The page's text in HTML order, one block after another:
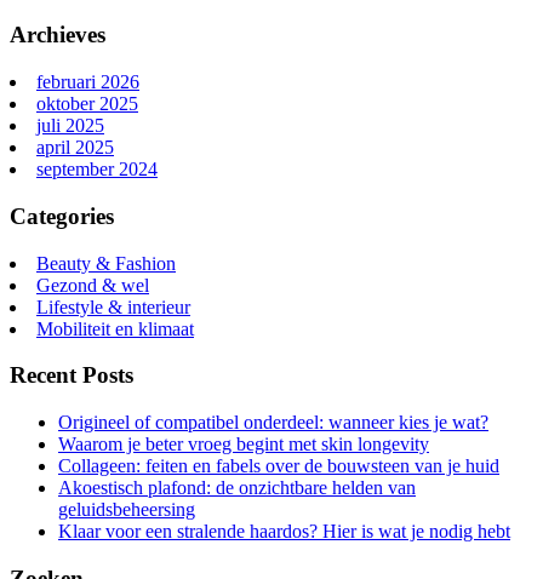
Archieves
februari 2026
oktober 2025
juli 2025
april 2025
september 2024
Categories
Beauty & Fashion
Gezond & wel
Lifestyle & interieur
Mobiliteit en klimaat
Recent Posts
Origineel of compatibel onderdeel: wanneer kies je wat?
Waarom je beter vroeg begint met skin longevity
Collageen: feiten en fabels over de bouwsteen van je huid
Akoestisch plafond: de onzichtbare helden van
geluidsbeheersing
Klaar voor een stralende haardos? Hier is wat je nodig hebt